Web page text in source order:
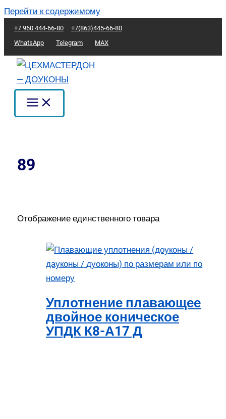
Перейти к содержимому
+7 960 444-66-80
+7(863)445-66-80
WhatsApp
Telegram MAX
89
Отображение единственного товара
Уплотнение плавающее
двойное коническое
УПДК К8-А17 Д